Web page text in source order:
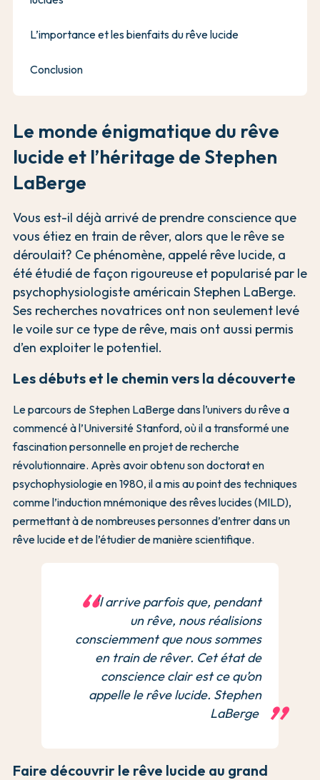
Le monde énigmatique du rêve
lucide et l’héritage de Stephen
LaBerge
Vous est-il déjà arrivé de prendre conscience que
vous étiez en train de rêver, alors que le rêve se
déroulait? Ce phénomène, appelé rêve lucide, a
été étudié de façon rigoureuse et popularisé par le
psychophysiologiste américain Stephen LaBerge.
Ses recherches novatrices ont non seulement levé
le voile sur ce type de rêve, mais ont aussi permis
d’en exploiter le potentiel.
Les débuts et le chemin vers la découverte
Le parcours de Stephen LaBerge dans l’univers du rêve a
commencé à l’Université Stanford, où il a transformé une
fascination personnelle en projet de recherche
révolutionnaire. Après avoir obtenu son doctorat en
psychophysiologie en 1980, il a mis au point des techniques
comme l’induction mnémonique des rêves lucides (MILD),
permettant à de nombreuses personnes d’entrer dans un
rêve lucide et de l’étudier de manière scientifique.
Il arrive parfois que, pendant
un rêve, nous réalisions
consciemment que nous sommes
en train de rêver. Cet état de
conscience clair est ce qu’on
appelle le rêve lucide. Stephen
LaBerge
Faire découvrir le rêve lucide au grand
L’importance et les bienfaits du rêve lucide
Conclusion